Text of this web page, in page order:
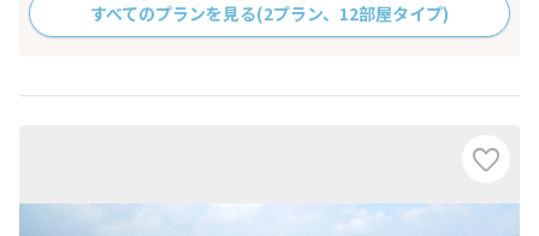
すべてのプランを見る(2プラン、12部屋タイプ)